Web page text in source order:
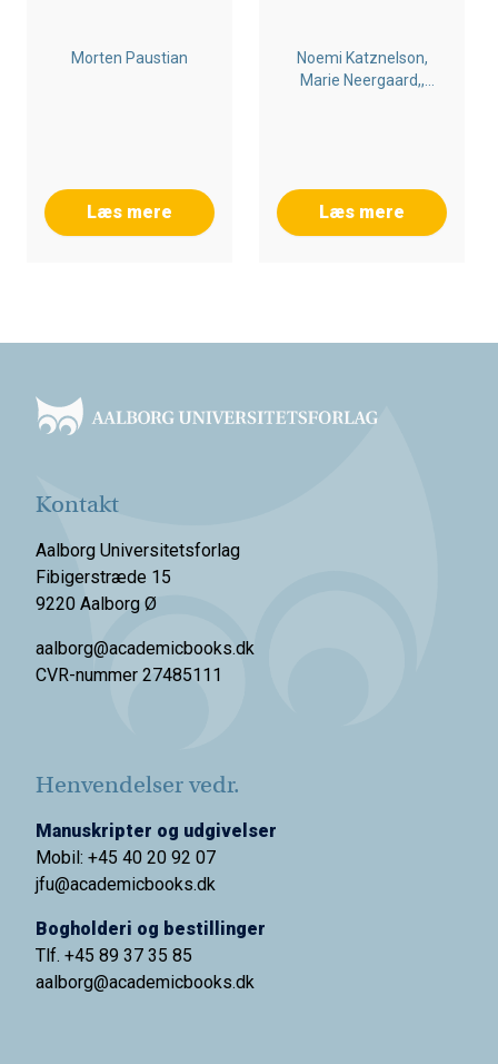
Morten Paustian
Læs mere
FEEDBACK PÅ FRI-
OG EFTERSKOLER,
Noemi Katznelson,
Marie Neergaard,,
Læs mere
Kontakt
Aalborg Universitetsforlag
Fibigerstræde 15
9220 Aalborg Ø
aalborg@academicbooks.dk
CVR-nummer 27485111
Henvendelser vedr.
Manuskripter og udgivelser
Mobil: +45 40 20 92 07
jfu@academicbooks.dk
Bogholderi og bestillinger
Tlf. +45 89 37 35 85
aalborg@academicbooks.dk